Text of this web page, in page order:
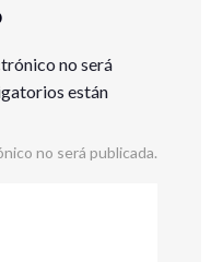
no será
están
no será publicada.